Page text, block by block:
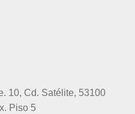
10, Cd. Satélite, 53100
Piso 5